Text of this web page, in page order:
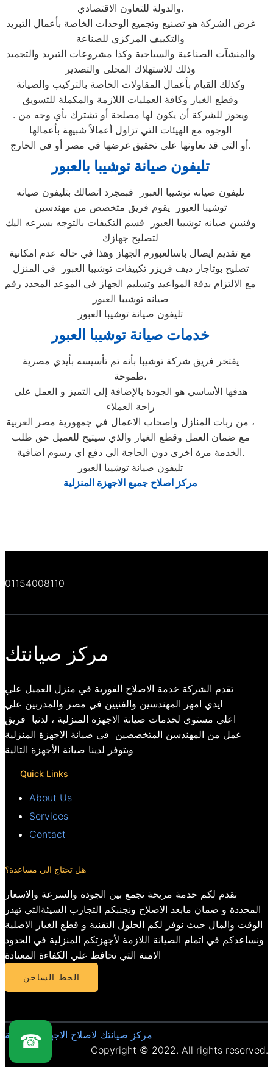
والدولة للتعاون الاقتصادي.
غرض الشركة هو تصنيع وتجميع الوحدات الخاصة بأعمال التبريد
والتكييف المركزي للصناعة
والمنشآت الصناعية والسياحية وكذا مشروعات التبريد والتجميد
وذلك للاستهلاك المحلى والتصدير
وكذلك القيام بأعمال المقاولات الخاصة بالتركيب والصيانة
وقطع الغيار وكافة العمليات اللازمة والمكملة للتسويق
. ويجوز للشركة أن يكون لها مصلحة أو تشترك بأي وجه من
الوجوه مع الهيئات التي تزاول أعمالاً شبيهة بأعمالها
أو التي قد تعاونها على تحقيق غرضها في مصر أو في الخارج.
تليفون صيانة توشيبا بالعبور
تليفون صيانه توشيبا العبور فبمجرد اتصالك بتليفون صيانه
توشيبا العبور يقوم فريق متخصص من مهندسين
وفنيين صيانه توشيبا العبور قسم التكيفات بالتوجه بسرعه اليك
لتصليح جهازك
مع تقديم ايصال باسالعبورم الجهاز وهذا في حالة عدم امكانية
تصليح بوتاجاز ديف فريزر تكييفات توشيبا العبور في المنزل
مع الالتزام بدقة المواعيد وتسليم الجهاز في الموعد المحدد رقم
صيانه توشيبا العبور
تليفون صيانة توشيبا العبور
خدمات صيانة توشيبا العبور
يفتخر فريق شركة توشيبا بأنه تم تأسيسه بأيدي مصرية
طموحة،
هدفها الأساسي هو الجودة بالإضافة إلى التميز و العمل على
راحة العملاء
من ربات المنازل واصحاب الاعمال في جمهورية مصر العربية ،
مع ضمان العمل وقطع الغيار والذي سيتيح للعميل حق طلب
الخدمة مرة اخرى دون الحاجة الى دفع اي رسوم اضافية.
تليفون صيانة توشيبا العبور
مركز اصلاح جميع الاجهزة المنزلية
01154008110
مركز صيانتك
تقدم الشركة خدمة الاصلاح الفورية في منزل العميل علي
ايدي امهر المهندسين والفنيين في مصر والمدربين علي
اعلي مستوي لخدمات صيانة الاجهزة المنزلية ، لدنيا فريق
عمل من المهندسن المتخصصين فى صيانة الاجهزة المنزلية
ويتوفر لدينا صيانة الأجهزة التالية
Quick Links
About Us
Services
Contact
هل تحتاج الي مساعدة؟
نقدم لكم خدمة مريحة تجمع بين الجودة والسرعة والاسعار
المحددة و ضمان مابعد الاصلاح ونجنبكم التجارب السيئةالتي تهدر
الوقت والمال حيث نوفر لكم الحلول التقنية و قطع الغيار الاصلية
ونساعدكم في اتمام الصيانة اللازمة لأجهزتكم المنزلية في الحدود
الامنة التي تحافظ علي الكفاءة المعتادة
الخط الساخن
مركز صيانتك لاصلاح الاجهزة المنزلية
Copyright © 2022. All rights reserved.
☎